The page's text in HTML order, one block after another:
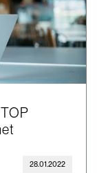
28.01.2022